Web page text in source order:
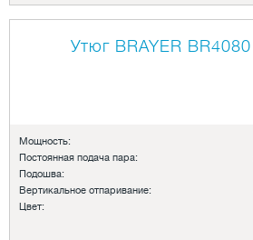
Утюг BRAYER BR4080
Мощность:
Постоянная подача пара:
Подошва:
Вертикальное отпаривание:
Цвет: